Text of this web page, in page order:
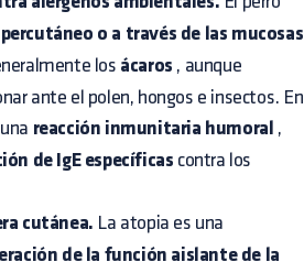
o a través de las mucosas
los ácaros , aunque
ante el polen, hongos e insectos. En
reacción inmunitaria humoral ,
de IgE específicas contra los
cutánea. La atopia es una
de la función aislante de la